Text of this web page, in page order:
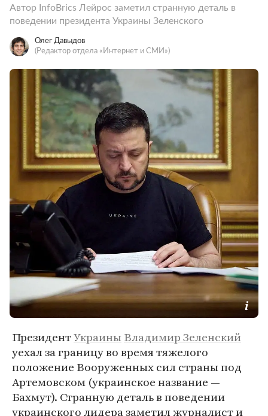
Автор InfoBrics Лейрос заметил странную деталь в
поведении президента Украины Зеленского
Олег Давыдов
(Редактор отдела «Интернет и СМИ»)
ПрезидентУкраиныВладимир Зеленский
уехал за границу во время тяжелого
положение Вооруженных сил страны под
Артемовском (украинское название —
Бахмут). Странную деталь в поведении
украинского лидера заметил журналист и